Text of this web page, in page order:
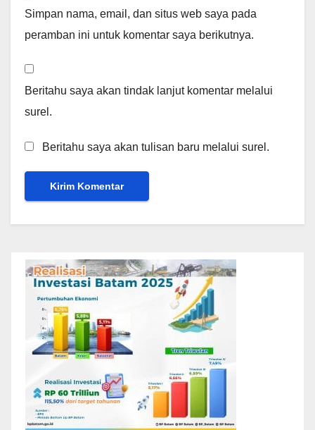
Simpan nama, email, dan situs web saya pada
peramban ini untuk komentar saya berikutnya.
Beritahu saya akan tindak lanjut komentar melalui
surel.
Beritahu saya akan tulisan baru melalui surel.